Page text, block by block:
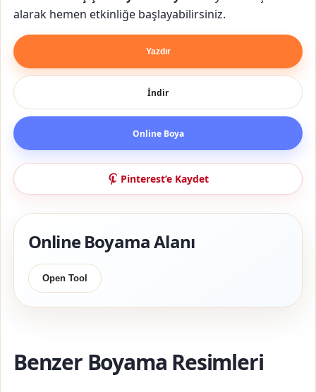
alarak hemen etkinliğe başlayabilirsiniz.
Yazdır
İndir
Online Boya
Pinterest’e Kaydet
Online Boyama Alanı
Open Tool
Benzer Boyama Resimleri